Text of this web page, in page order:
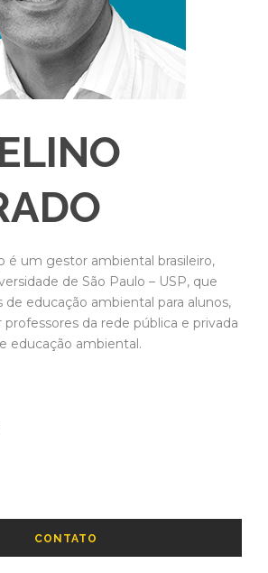
é um gestor ambiental brasileiro,
de São Paulo – USP, que
de educação ambiental para alunos,
da rede pública e privada
educação ambiental.
CONTATO